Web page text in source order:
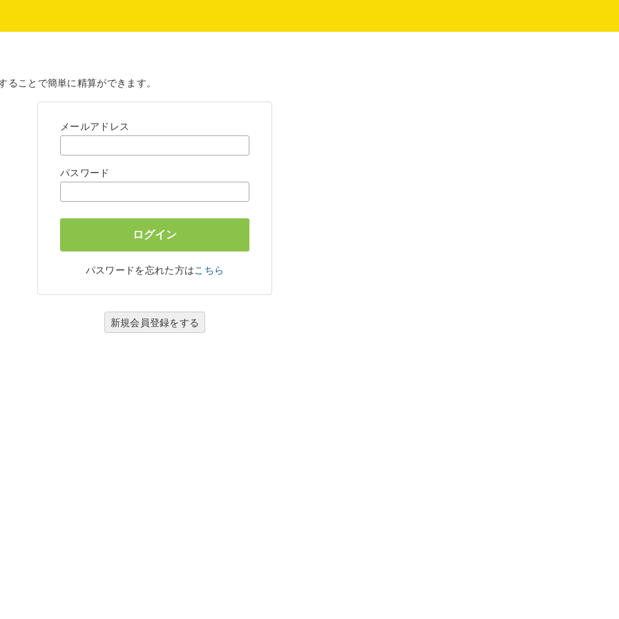
ことで簡単に精算ができます。
メールアドレス
パスワード
パスワードを忘れた方はこちら
新規会員登録をする